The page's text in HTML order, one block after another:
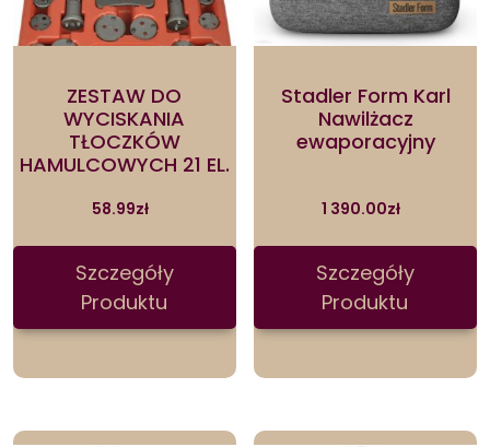
ZESTAW DO
WYCISKANIA
TŁOCZKÓW
HAMULCOWYCH 21 EL.
58.99zł
Szczegóły
Produktu
Stadler Form Karl
Nawilżacz
ewaporacyjny
1 390.00zł
Szczegóły
Produktu